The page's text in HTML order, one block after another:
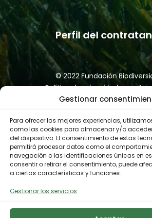
Gestionar
Para ofrecer las mejores experiencias,
como las cookies para almacenar y/o
del dispositivo. El consentimiento de estas
permitirá procesar datos como el
navegación o las identificaciones únicas en
consentir o retirar el consentimiento, puede
a ciertas características y funciones.
Gestionar los servicios
Perfil del
© 2022 Fundación
Política de privacidad
Accesibilidad
Política de